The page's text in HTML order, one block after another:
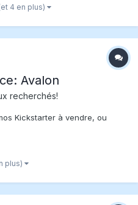
design attray...
4 en plus)
Avalon
recherchés!
Kickstarter à vendre, ou
plus)